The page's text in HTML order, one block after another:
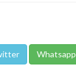
Whatsapp